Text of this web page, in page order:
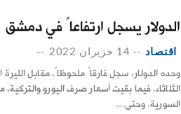
الدولار يسجل ارتفاعاً في دمشق
اقتصاد -- 14 حزيران 2022 --
وحده الدولار، سجل فارقاً ملحوظاً، مقابل
الثلاثاء. فيما بقيت أسعار صرف اليورو والتركية،
السورية. وحتى...